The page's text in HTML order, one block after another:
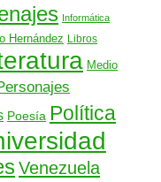
Informática
Hernández Libros
Medio
Poesía Política
Venezuela